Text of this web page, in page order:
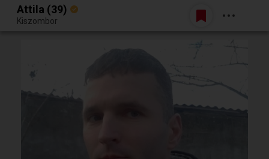
Egy jó randiból bármi lehet.
Belépés
Attila (39)
Kiszombor